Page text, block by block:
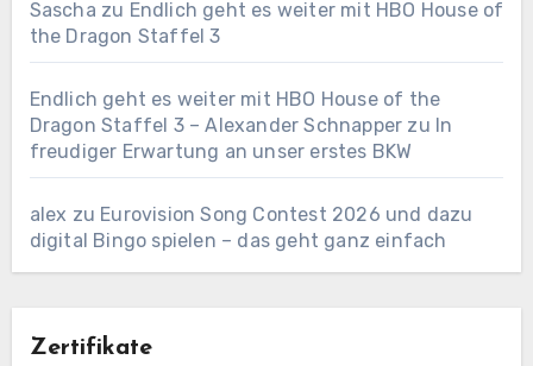
Sascha zu Endlich geht es weiter mit HBO House of
the Dragon Staffel 3
Endlich geht es weiter mit HBO House of the
Dragon Staffel 3 – Alexander Schnapper zu In
freudiger Erwartung an unser erstes BKW
alex zu Eurovision Song Contest 2026 und dazu
digital Bingo spielen – das geht ganz einfach
Zertifikate